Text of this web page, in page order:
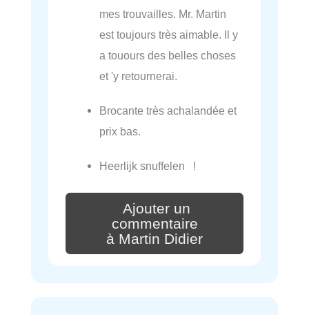
mes trouvailles. Mr. Martin
est toujours très aimable. Il y
a touours des belles choses
et 'y retournerai.
Brocante très achalandée et
prix bas.
Heerlijk snuffelen !
Ajouter un
commentaire
à Martin Didier